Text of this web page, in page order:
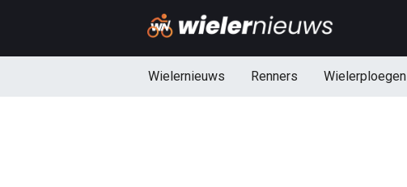
Wielernieuws Renners Wielerploegen